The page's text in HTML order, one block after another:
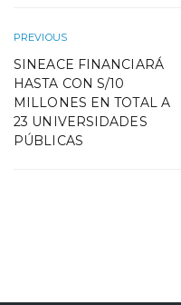
PREVIOUS
SINEACE FINANCIARÁ
HASTA CON S/10
MILLONES EN TOTAL A
23 UNIVERSIDADES
PÚBLICAS